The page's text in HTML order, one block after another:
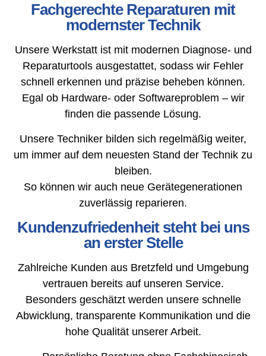
Fachgerechte Reparaturen mit
modernster Technik
Unsere Werkstatt ist mit modernen Diagnose- und
Reparaturtools ausgestattet, sodass wir Fehler
schnell erkennen und präzise beheben können.
Egal ob Hardware- oder Softwareproblem – wir
finden die passende Lösung.
Unsere Techniker bilden sich regelmäßig weiter,
um immer auf dem neuesten Stand der Technik zu
bleiben.
So können wir auch neue Gerätegenerationen
zuverlässig reparieren.
Kundenzufriedenheit steht bei uns
an erster Stelle
Zahlreiche Kunden aus Bretzfeld und Umgebung
vertrauen bereits auf unseren Service.
Besonders geschätzt werden unsere schnelle
Abwicklung, transparente Kommunikation und die
hohe Qualität unserer Arbeit.